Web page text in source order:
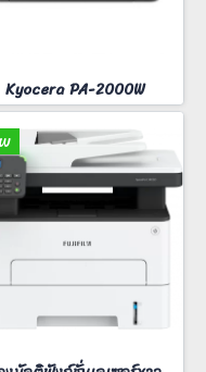
Kyocera PA-2000W